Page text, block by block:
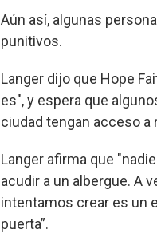
Aún así, algunas
punitivos.
Langer dijo que Hope
es", y espera que
ciudad tengan acceso
Langer afirma que
acudir a un albergue. A
intentamos crear es un
puerta”.